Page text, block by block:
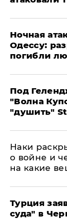
​Ночная
Одессу:
погибли
Под
"Волна
"душить"
Наки
о войне и
на какие
Турция
суда" в